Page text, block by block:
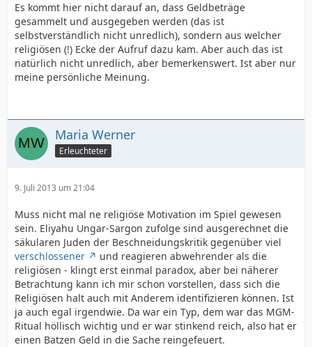
Es kommt hier nicht darauf an, dass Geldbeträge
gesammelt und ausgegeben werden (das ist
selbstverständlich nicht unredlich), sondern aus welcher
religiösen (!) Ecke der Aufruf dazu kam. Aber auch das ist
natürlich nicht unredlich, aber bemerkenswert. Ist aber nur
meine persönliche Meinung.
Maria Werner
Erleuchteter
9. Juli 2013 um 21:04
Muss nicht mal ne religiöse Motivation im Spiel gewesen
sein. Eliyahu Ungar-Sargon zufolge sind ausgerechnet die
säkularen Juden der Beschneidungskritik gegenüber viel
verschlossener
und reagieren abwehrender als die
religiösen - klingt erst einmal paradox, aber bei näherer
Betrachtung kann ich mir schon vorstellen, dass sich die
Religiösen halt auch mit Anderem identifizieren können. Ist
ja auch egal irgendwie. Da war ein Typ, dem war das MGM-
Ritual höllisch wichtig und er war stinkend reich, also hat er
einen Batzen Geld in die Sache reingefeuert.